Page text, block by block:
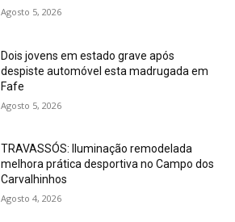
Agosto 5, 2026
Dois jovens em estado grave após
despiste automóvel esta madrugada em
Fafe
Agosto 5, 2026
TRAVASSÓS: Iluminação remodelada
melhora prática desportiva no Campo dos
Carvalhinhos
Agosto 4, 2026